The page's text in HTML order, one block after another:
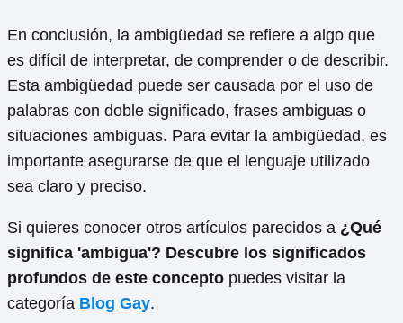
En conclusión, la ambigüedad se refiere a algo que
es difícil de interpretar, de comprender o de describir.
Esta ambigüedad puede ser causada por el uso de
palabras con doble significado, frases ambiguas o
situaciones ambiguas. Para evitar la ambigüedad, es
importante asegurarse de que el lenguaje utilizado
sea claro y preciso.
Si quieres conocer otros artículos parecidos a ¿Qué
significa 'ambigua'? Descubre los significados
profundos de este concepto puedes visitar la
categoría Blog Gay.